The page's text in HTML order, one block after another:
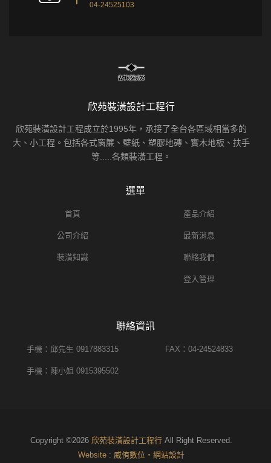
04-24525103
欣苑裝潢設計工程行
欣苑裝潢設計工程成立於1995年，承接了全台各區域相當多的
大、小工程。包括各式窗簾、壁紙、塑膠地磚、實木地板、扶手
等.....各類裝潢工程。
選單
首頁
公司介紹
裝潢知識
產品介紹
最新消息
聯絡我們
登入管理
聯絡資訊
手機：邱先生 0917883315
手機：陳小姐 0915395502
FAX：04-24524833
Copyright ©2026 欣苑裝潢設計工程行All Right Reserved.
Website : 威侑數位‧網站設計